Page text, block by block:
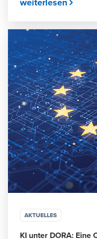
AKTUELLES
KI unter DORA: